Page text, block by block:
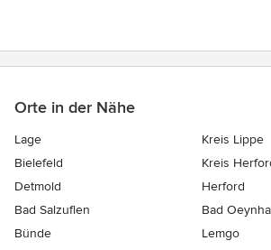
Orte in der Nähe
Lage
Kreis Lippe
Bielefeld
Kreis
Detmold
Herford
Bad Salzuflen
Bad
Bünde
Lemgo